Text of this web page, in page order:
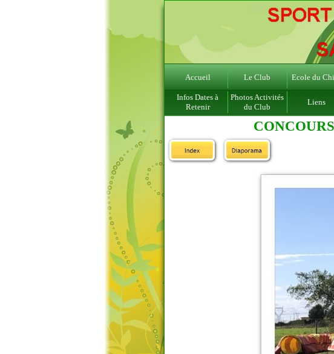
Accueil Le Club Ecole du
Infos Dates à
Retenir
Photos Activités
du Club
Liens